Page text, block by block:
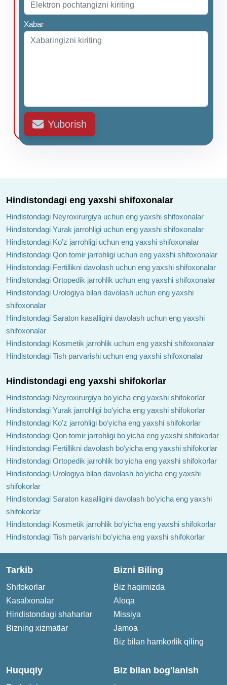
Xabar*
Yuborish
Hindistondagi eng yaxshi shifoxonalar
Hindistondagi Neyroxirurgiya uchun eng yaxshi shifoxonalar
Hindistondagi Yurak jarrohligi uchun eng yaxshi shifoxonalar
Hindistondagi Ko'z jarrohligi uchun eng yaxshi shifoxonalar
Hindistondagi Qon tomir jarrohligi uchun eng yaxshi shifoxonalar
Hindistondagi Fertillikni davolash uchun eng yaxshi shifoxonalar
Hindistondagi Ortopedik jarrohlik uchun eng yaxshi shifoxonalar
Hindistondagi Urologiya bilan davolash uchun eng yaxshi
shifoxonalar
Hindistondagi Saraton kasalligini davolash uchun eng yaxshi
shifoxonalar
Hindistondagi Kosmetik jarrohlik uchun eng yaxshi shifoxonalar
Hindistondagi Tish parvarishi uchun eng yaxshi shifoxonalar
Hindistondagi eng yaxshi shifokorlar
Hindistondagi Neyroxirurgiya boʻyicha eng yaxshi shifokorlar
Hindistondagi Yurak jarrohligi boʻyicha eng yaxshi shifokorlar
Hindistondagi Ko'z jarrohligi boʻyicha eng yaxshi shifokorlar
Hindistondagi Qon tomir jarrohligi boʻyicha eng yaxshi shifokorlar
Hindistondagi Fertillikni davolash boʻyicha eng yaxshi shifokorlar
Hindistondagi Ortopedik jarrohlik boʻyicha eng yaxshi shifokorlar
Hindistondagi Urologiya bilan davolash boʻyicha eng yaxshi
shifokorlar
Hindistondagi Saraton kasalligini davolash boʻyicha eng yaxshi
shifokorlar
Hindistondagi Kosmetik jarrohlik boʻyicha eng yaxshi shifokorlar
Hindistondagi Tish parvarishi boʻyicha eng yaxshi shifokorlar
Tarkib
Shifokorlar
Kasalxonalar
Hindistondagi shaharlar
Bizning xizmatlar
Bizni Biling
Biz haqimizda
Aloqa
Missiya
Jamoa
Biz bilan hamkorlik qiling
Huquqiy Biz bilan bog'lanish